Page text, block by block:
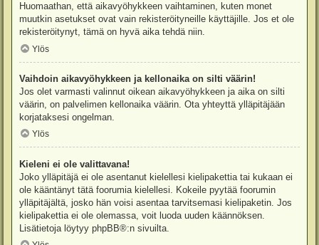
Huomaathan, että aikavyöhykkeen vaihtaminen, kuten monet
muutkin asetukset ovat vain rekisteröityneille käyttäjille. Jos et ole
rekisteröitynyt, tämä on hyvä aika tehdä niin.
Ylös
Vaihdoin aikavyöhykkeen ja kellonaika on silti väärin!
Jos olet varmasti valinnut oikean aikavyöhykkeen ja aika on silti
väärin, on palvelimen kellonaika väärin. Ota yhteyttä ylläpitäjään
korjataksesi ongelman.
Ylös
Kieleni ei ole valittavana!
Joko ylläpitäjä ei ole asentanut kielellesi kielipakettia tai kukaan ei
ole kääntänyt tätä foorumia kielellesi. Kokeile pyytää foorumin
ylläpitäjältä, josko hän voisi asentaa tarvitsemasi kielipaketin. Jos
kielipakettia ei ole olemassa, voit luoda uuden käännöksen.
Lisätietoja löytyy phpBB®:n sivuilta.